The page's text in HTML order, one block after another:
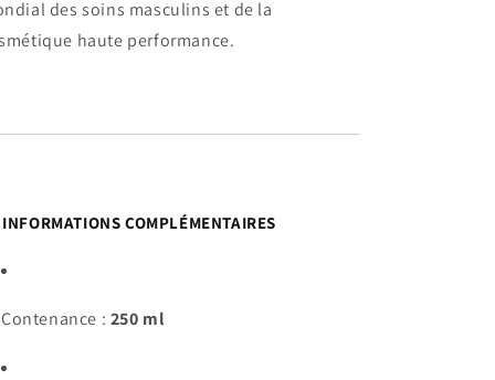
des soins masculins et de la
haute performance.
INFORMATIONS COMPLÉMENTAIRES
Contenance : 250 ml